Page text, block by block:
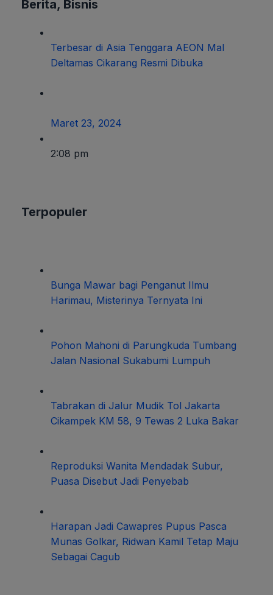
Berita, Bisnis
Terbesar di Asia Tenggara AEON Mal
Deltamas Cikarang Resmi Dibuka
Maret 23, 2024
2:08 pm
Terpopuler
Bunga Mawar bagi Penganut Ilmu
Harimau, Misterinya Ternyata Ini
Pohon Mahoni di Parungkuda Tumbang
Jalan Nasional Sukabumi Lumpuh
Tabrakan di Jalur Mudik Tol Jakarta
Cikampek KM 58, 9 Tewas 2 Luka Bakar
Reproduksi Wanita Mendadak Subur,
Puasa Disebut Jadi Penyebab
Harapan Jadi Cawapres Pupus Pasca
Munas Golkar, Ridwan Kamil Tetap Maju
Sebagai Cagub